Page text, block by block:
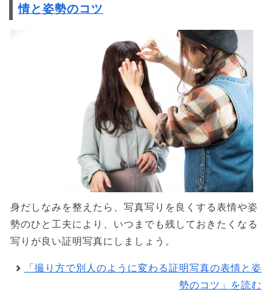
情と姿勢のコツ
身だしなみを整えたら、写真写りを良くする表情や姿
勢のひと工夫により、いつまでも残しておきたくなる
写りが良い証明写真にしましょう。
「撮り方で別人のように変わる証明写真の表情と姿
勢のコツ」を読む